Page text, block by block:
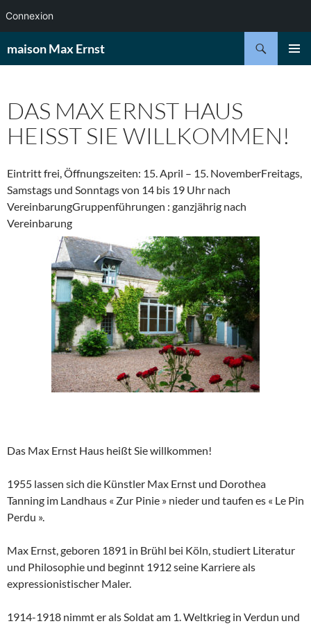
Connexion
aumaison Max Ernst
DAS MAX ERNST HAUS
HEISST SIE WILLKOMMEN!
Eintritt frei, Öffnungszeiten: 15. April – 15. NovemberFreitags,
Samstags und Sonntags von 14 bis 19 Uhr nach
VereinbarungGruppenführungen : ganzjährig nach
Vereinbarung
Das Max Ernst Haus heißt Sie willkommen!
1955 lassen sich die Künstler Max Ernst und Dorothea
Tanning im Landhaus « Zur Pinie » nieder und taufen es « Le Pin
Perdu ».
Max Ernst, geboren 1891 in Brühl bei Köln, studiert Literatur
und Philosophie und beginnt 1912 seine Karriere als
expressionistischer Maler.
1914-1918 nimmt er als Soldat am 1. Weltkrieg in Verdun und